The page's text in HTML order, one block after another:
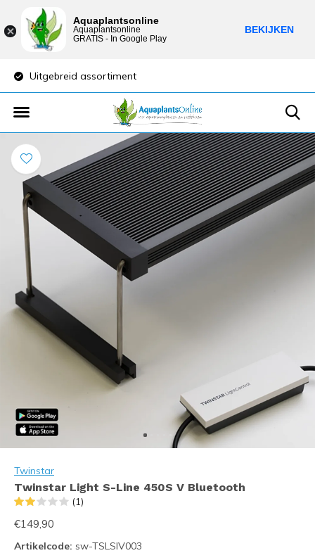
Uitgebreid assortiment
Twinstar
Twinstar Light S-Line 450S V Bluetooth
(1)
€149,90
Artikelcode: sw-TSLSIV003
Aquaplantsonline
Aquaplantsonline
GRATIS - In Google Play
BEKIJKEN